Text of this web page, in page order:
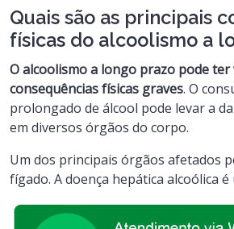
Quais são as principais
físicas do alcoolismo a
O alcoolismo a longo prazo pode ter
consequências físicas graves. O
prolongado de álcool pode levar a
em diversos órgãos do corpo.
Um dos principais órgãos afetados
fígado. A doença hepática alcoólica